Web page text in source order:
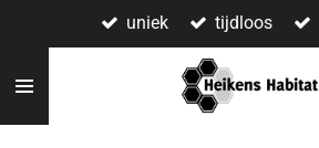
direct
naar
uniek tijdloos